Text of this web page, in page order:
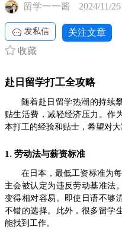
留学一一酱 2024/11/
发私信 关注文章
收藏
赴日留学打工全攻略
随着赴日留学热潮的持续
贴生活费，减轻经济压力。作
本打工的经验和贴士，希望对大
1. 劳动法与薪资标准
在日本，最低工资标准为
主会被认定为违反劳动基准法
变得相对容易。即使日语不够
不错的选择。此外，很多留学
能找到工作。